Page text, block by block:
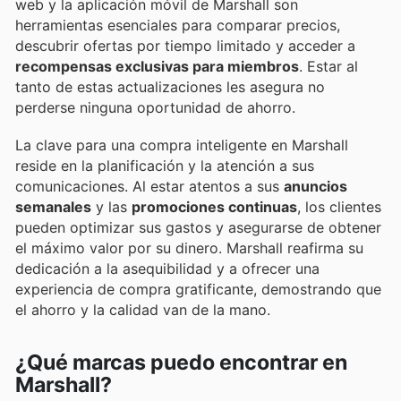
web y la aplicación móvil de Marshall son
herramientas esenciales para comparar precios,
descubrir ofertas por tiempo limitado y acceder a
recompensas exclusivas para miembros. Estar al
tanto de estas actualizaciones les asegura no
perderse ninguna oportunidad de ahorro.
La clave para una compra inteligente en Marshall
reside en la planificación y la atención a sus
comunicaciones. Al estar atentos a sus anuncios
semanales y las promociones continuas, los clientes
pueden optimizar sus gastos y asegurarse de obtener
el máximo valor por su dinero. Marshall reafirma su
dedicación a la asequibilidad y a ofrecer una
experiencia de compra gratificante, demostrando que
el ahorro y la calidad van de la mano.
¿Qué marcas puedo encontrar en
Marshall?